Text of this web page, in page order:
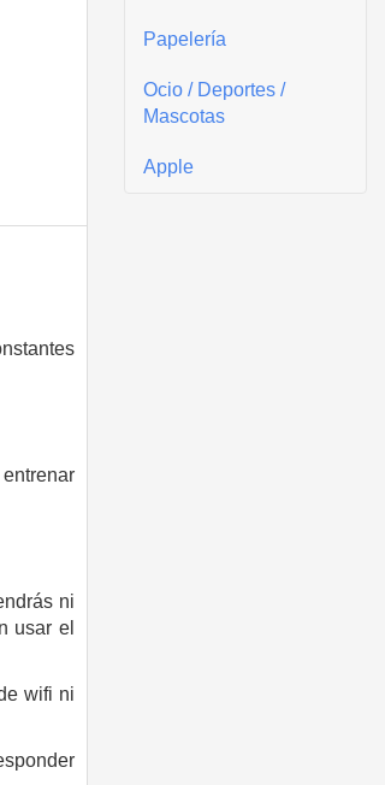
Papelería
Ocio / Deportes /
Mascotas
Apple
ni
usar el
wifi ni